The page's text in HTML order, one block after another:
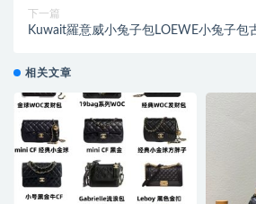
下一篇
Kuwait羅意威小兔子包LOEWE小兔子包
相关文章